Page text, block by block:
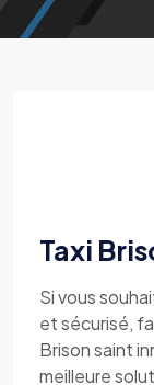
Taxi
Si vous
et sécurisé,
Brison saint
meilleure